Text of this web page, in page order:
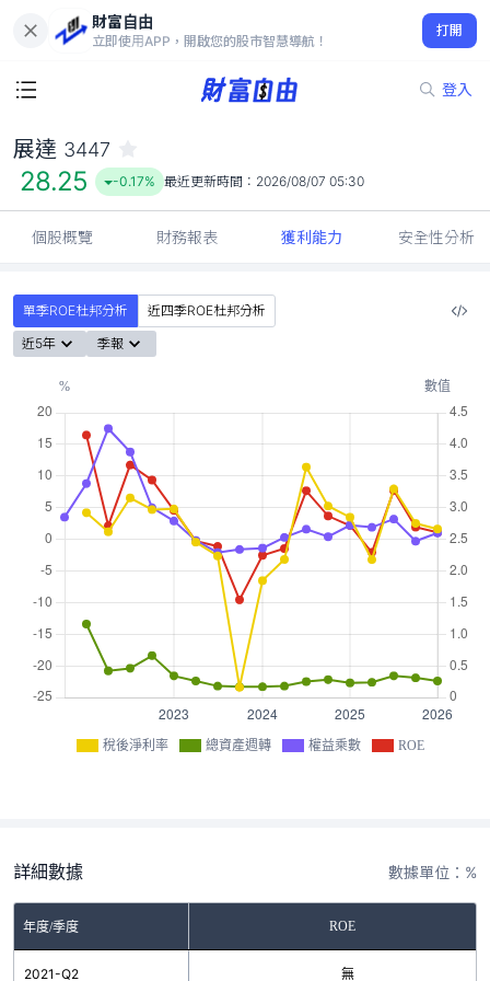
財富自由
立即使用APP，開啟您的股市智慧導航！
打開
登入
28.25
-0.17%
展達 3447
28.25 -0.17% 最近更新時間： 2026/08/07 05:30
個股概覽 財務報表 獲利能力 安全性分析
單季ROE杜邦分析
近四季ROE杜邦分析
近5年
季報
稅後淨利率 總資產週轉 權益乘數 ROE
詳細數據 數據單位：%
年度/季度 ROE
2021-Q2 無